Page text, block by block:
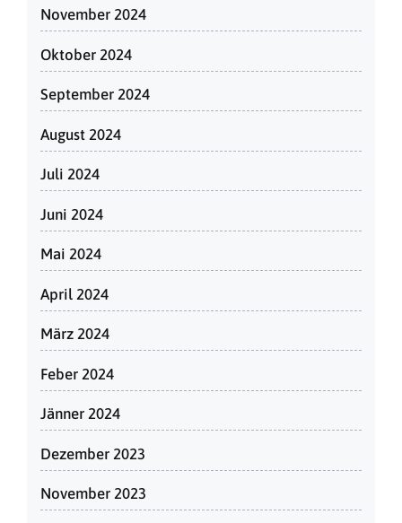
November 2024
Oktober 2024
September 2024
August 2024
Juli 2024
Juni 2024
Mai 2024
April 2024
März 2024
Feber 2024
Jänner 2024
Dezember 2023
November 2023